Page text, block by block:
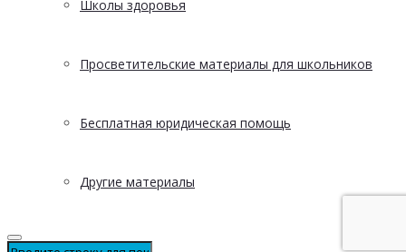
Школы здоровья
Просветительские материалы для школьников
Бесплатная юридическая помощь
Другие материалы